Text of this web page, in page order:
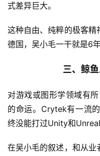
式差异巨大。
这种自由、纯粹的极客精
德国，吴小毛一干就是6年
三、鲸
对游戏或图形学领域有
的命运。Crytek有一流
终没能打过Unity和Unreal
在吴小毛的叙述，和从业